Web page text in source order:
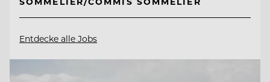
Entdecke alle Jobs